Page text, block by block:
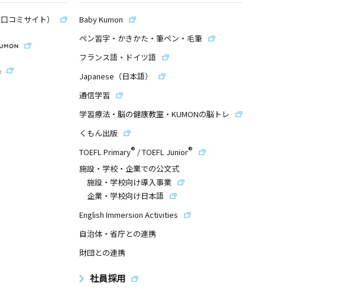
コミサイト）
Baby Kumon
ペン習字・かきかた・筆ペン・毛筆
フランス語・ドイツ語
Japanese（日本語）
通信学習
学習療法・脳の健康教室・KUMONの脳トレ
くもん出版
TOEFL Primary® /TOEFL Junior®
施設・学校・企業での公文式
施設・学校向け導入事業
企業・学校向け日本語
English Immersion Activities
自治体・省庁との連携
財団との連携
社員採用